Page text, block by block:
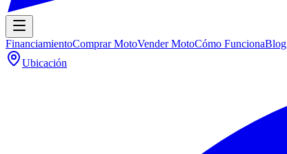
FinanciamientoComprar MotoVender MotoCómo FuncionaBlog
Ubicación